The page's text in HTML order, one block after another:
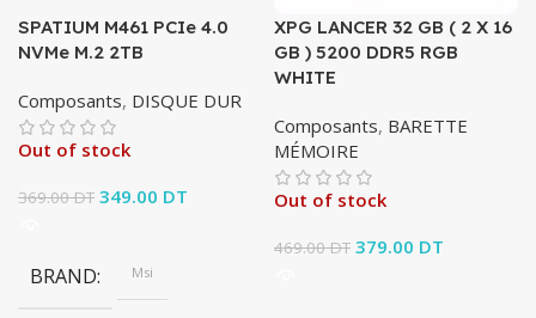
SPATIUM M461 PCIe 4.0
NVMe M.2 2TB
Composants, DISQUE DUR
Out of stock
369.00DT Le prix initial était :
349.00 DT
349.00 DT.
BRAND Msi
XPG LANCER 32 GB ( 2 X 16
GB ) 5200 DDR5 RGB
WHITE
Composants, BARETTE
MÉMOIRE
Out of stock
469.00DT Le prix initial était :
379.00 DT